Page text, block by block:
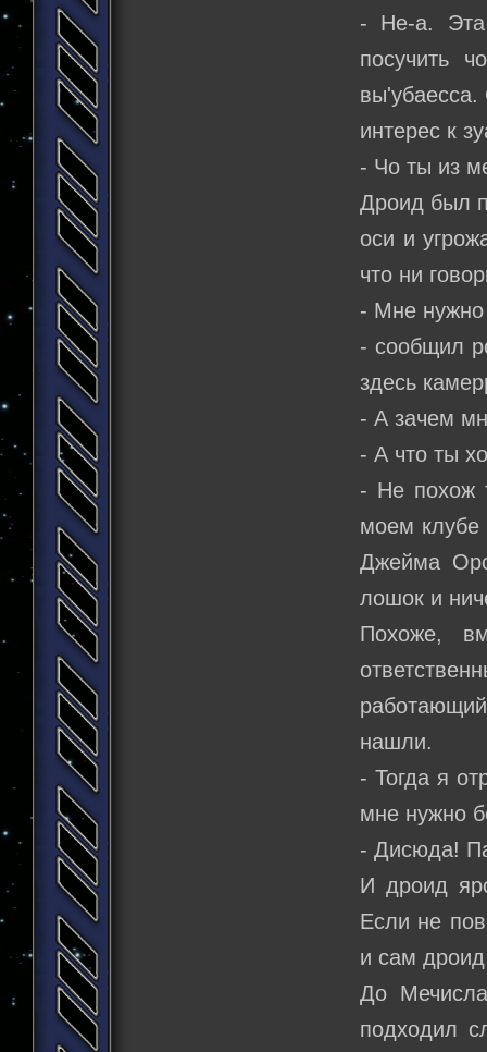
- Не-а. Эта
посучить
интерес к
- Чо ты из
Дроид был
оси и
что ни
- Мне нужно
- сообщил
здесь
- А зачем
- А что ты
- Не похож
моем клубе
Джейма
лошок и
Похоже,
нашли.
- Тогда я
мне нужно
- Дисюда!
И дроид
Если не
и сам
До
подходил